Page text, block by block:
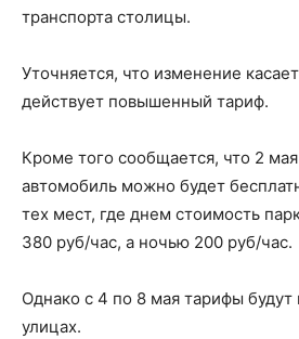
транспорта столицы.
Уточняется, что изменение
действует повышенный тариф.
Кроме того сообщается, что 2 мая
автомобиль можно будет
тех мест, где днем стоимость
380 руб/час, а ночью 200 руб/час.
Однако с 4 по 8 мая тарифы будут
улицах.